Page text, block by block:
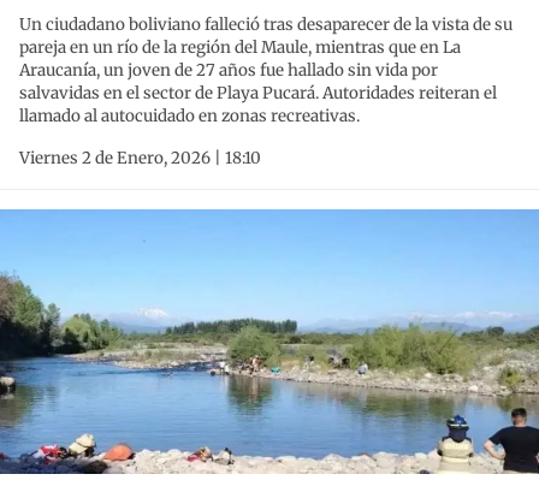
Un ciudadano boliviano falleció tras desaparecer de la vista de su
pareja en un río de la región del Maule, mientras que en La
Araucanía, un joven de 27 años fue hallado sin vida por
salvavidas en el sector de Playa Pucará. Autoridades reiteran el
llamado al autocuidado en zonas recreativas.
Viernes 2 de Enero, 2026 | 18:10